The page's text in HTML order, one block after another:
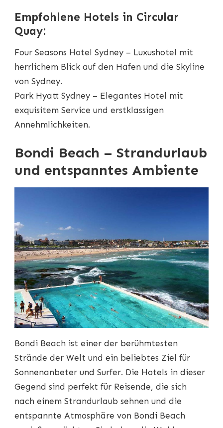
Empfohlene Hotels in Circular
Quay:
Four Seasons Hotel Sydney – Luxushotel mit
herrlichem Blick auf den Hafen und die Skyline
von Sydney.
Park Hyatt Sydney – Elegantes Hotel mit
exquisitem Service und erstklassigen
Annehmlichkeiten.
Bondi Beach – Strandurlaub
und entspanntes Ambiente
Bondi Beach ist einer der berühmtesten
Strände der Welt und ein beliebtes Ziel für
Sonnenanbeter und Surfer. Die Hotels in dieser
Gegend sind perfekt für Reisende, die sich
nach einem Strandurlaub sehnen und die
entspannte Atmosphäre von Bondi Beach